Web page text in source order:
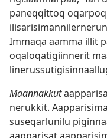
paneq­qit­toq
Im­maqa aam­ma il­lit
oqaloqatigiin­nerit
Maan­nak­kut
neruk­kit.
suseqarlunilu